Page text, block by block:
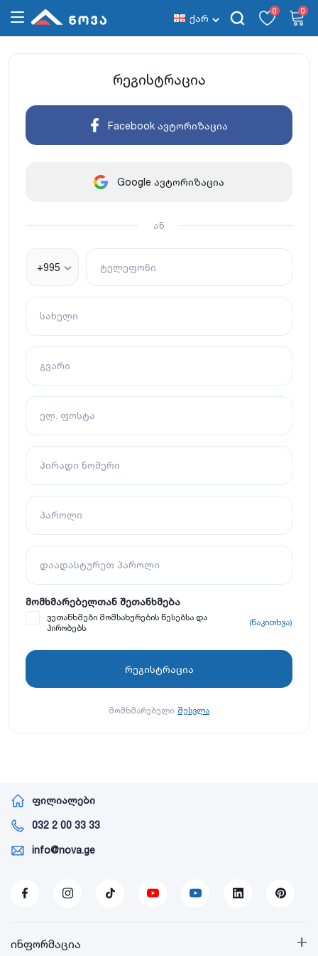
ქარ
0 0
რეგისტრაცია
Facebook ავტორიზაცია
Google ავტორიზაცია
ან
+995 ტელეფონი
სახელი
გვარი
ელ. ფოსტა
პირადი ნომერი
პაროლი
დაადასტურეთ პაროლი
მომხმარებელთან შეთანხმება
ვეთანხმები მომსახურების წესებსა და
პირობებს
(წაკითხვა)
მომხმარებელი შესვლა
ფილიალები
032 2 00 33 33
info@nova.ge
+
ინფორმაცია